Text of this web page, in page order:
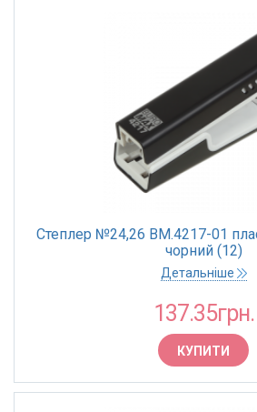
Степлер №24,26 BM.4217-01
чорний (12)
Детальніше
137.35грн.
КУПИТИ